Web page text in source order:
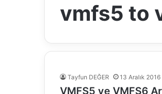
vmfs5 to
Tayfun DEĞER 13 Aralık 2016
VMFS5 ve VMFS6